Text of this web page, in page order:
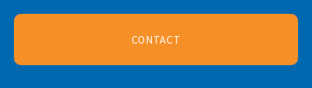
CONTACT